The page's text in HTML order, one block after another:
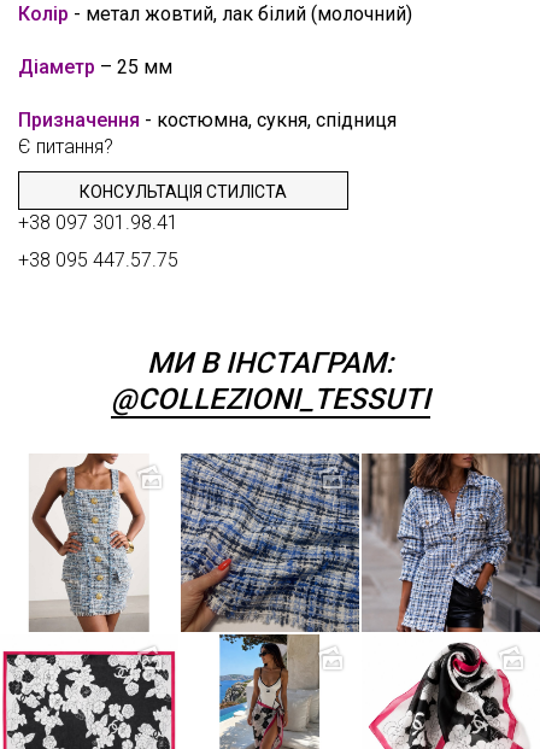
Колір - метал жовтий, лак білий (молочний)
Діаметр – 25 мм
Призначення - костюмна, сукня, спідниця
Є питання?
КОНСУЛЬТАЦІЯ СТИЛІСТА
+38 097 301.98.41
+38 095 447.57.75
МИ В ІНСТАГРАМ:
@COLLEZIONI_TESSUTI